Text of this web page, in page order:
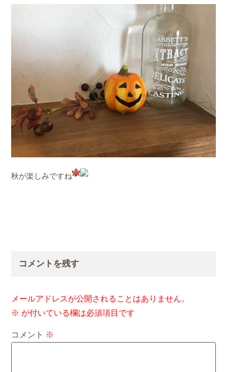
秋が楽しみですね
コメントを残す
メールアドレスが公開されることはありません。
※ が付いている欄は必須項目です
コメント ※